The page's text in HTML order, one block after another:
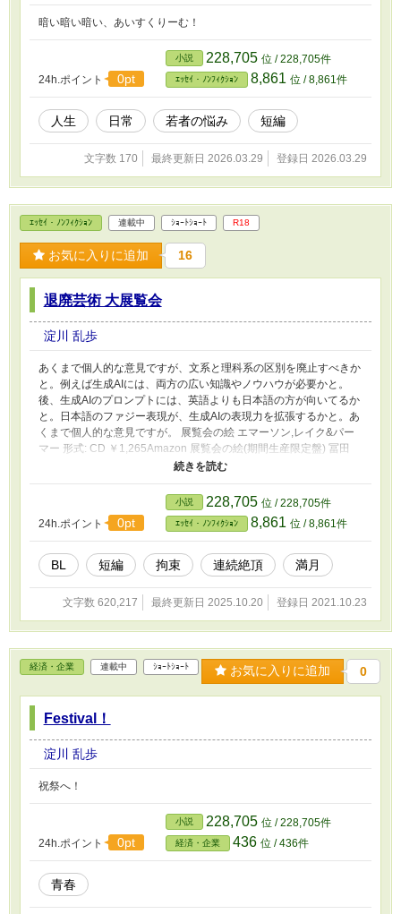
暗い暗い暗い、あいすくりーむ！
24h.ポイント 0pt
小説 228,705 位 / 228,705件
ｴｯｾｲ・ﾉﾝﾌｨｸｼｮﾝ 8,861 位 / 8,861件
人生 日常 若者の悩み 短編
文字数 170 最終更新日 2026.03.29 登録日 2026.03.29
ｴｯｾｲ・ﾉﾝﾌｨｸｼｮﾝ 連載中 ｼｮｰﾄｼｮｰﾄ R18
お気に入りに追加 16
退廃芸術 大展覧会
淀川 乱歩
あくまで個人的な意見ですが、文系と理科系の区別を廃止すべきか
と。例えば生成AIには、両方の広い知識やノウハウが必要かと。
後、生成AIのプロンプトには、英語よりも日本語の方が向いてるか
と。日本語のファジー表現が、生成AIの表現力を拡張するかと。あ
くまで個人的な意見ですが。 展覧会の絵 エマーソン,レイク&パー
マー 形式: CD ￥1,265Amazon 展覧会の絵(期間生産限定盤) 冨田
勲 (アーティスト) 形式: CD 参考価格: ￥1,100 価格: ￥944Amazon
に、バラした小説の部品（パーツ）と組み合わせて幾つかの短編に
編集する。 一つの短編でも成立するが、全ての短編を読んでいる
と、夫々（それぞれ）の短編が読者の頭の中で、自動的に変形、合
体して一つの物語が完成する。 そんな、合体ロボットみたいな短
編を、何時かは書いてみたいのです。
24h.ポイント 0pt
小説 228,705 位 / 228,705件
ｴｯｾｲ・ﾉﾝﾌｨｸｼｮﾝ 8,861 位 / 8,861件
BL 短編 拘束 連続絶頂 満月
文字数 620,217 最終更新日 2025.10.20 登録日 2021.10.23
経済・企業 連載中 ｼｮｰﾄｼｮｰﾄ お気に入りに追加 0
Festival！
淀川 乱歩
祝祭へ！
24h.ポイント 0pt
小説 228,705 位 / 228,705件
経済・企業 436 位 / 436件
青春